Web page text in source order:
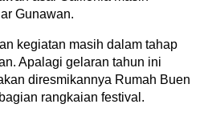
Gunawan.
kegiatan masih dalam tahap
Apalagi gelaran tahun ini
diresmikannya Rumah Buen
rangkaian festival.